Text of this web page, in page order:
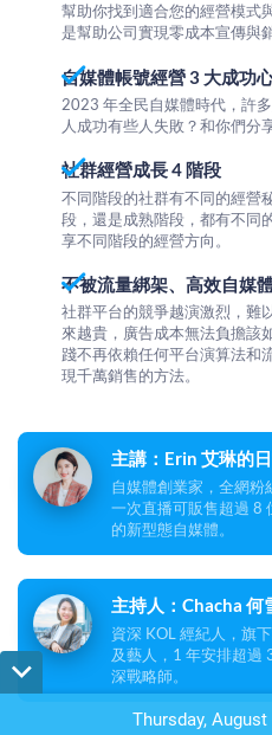
幫助你找到適合您的經營模式
是幫助公司實現零成本宣傳與
自媒體帳號經營 3 大成功
2023 年全民自媒體時代，許
人成功有些人失敗？和你們分
社群經營成長 4 階段
不同階段的社群有不同的經營
段，還是成熟階段，都有不同
享不同階段的經營方向。
不被流量綁架、高效自媒
社群平台的競爭越演激烈，難
來越貴，廣告成本無法負擔該
踐不再依賴任何平台演算法和
現千萬銷售的方法。
主講：Erin 艾琳的
自媒體創業家，全網粉
一次直播可販售超過 8
的新型態自媒體。
主持人：Chacha 何
資深 KOL 經紀人，旗
及藝人，1 年安排超過
深戰略師。
Thursday,